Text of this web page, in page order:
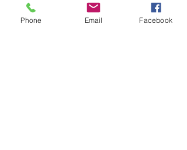
Commander et payer
Phone Email Facebook